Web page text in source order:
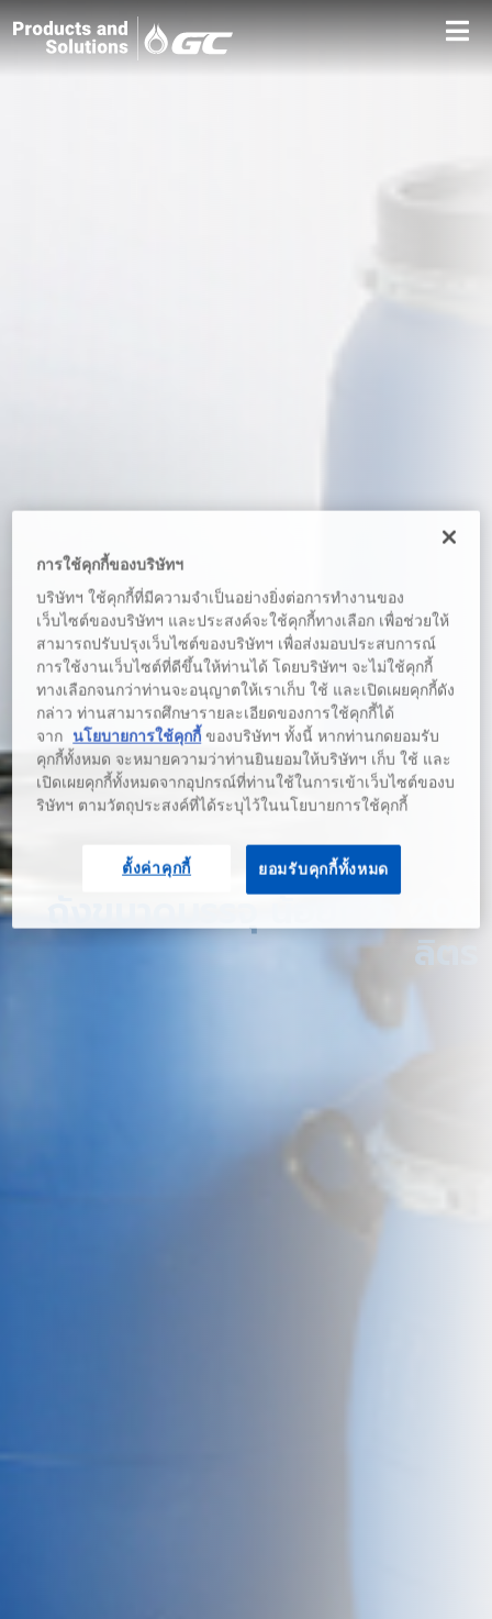
ถังขนาดบรรจุ น้อยกว่า 200
ลิตร
การใช้คุกกี้ของบริษัทฯ
บริษัทฯ ใช้คุกกี้ที่มีความจำเป็นอย่างยิ่งต่อการทำงานของ
เว็บไซต์ของบริษัทฯ และประสงค์จะใช้คุกกี้ทางเลือก เพื่อช่วยให้
สามารถปรับปรุงเว็บไซต์ของบริษัทฯ เพื่อส่งมอบประสบการณ์
การใช้งานเว็บไซต์ที่ดีขึ้นให้ท่านได้ โดยบริษัทฯ จะไม่ใช้คุกกี้
ทางเลือกจนกว่าท่านจะอนุญาตให้เราเก็บ ใช้ และเปิดเผยคุกกี้ดัง
กล่าว ท่านสามารถศึกษารายละเอียดของการใช้คุกกี้ได้
จาก
นโยบายการใช้คุกกี้ ของบริษัทฯ ทั้งนี้ หากท่านกดยอมรับ
คุกกี้ทั้งหมด จะหมายความว่าท่านยินยอมให้บริษัทฯ เก็บ ใช้ และ
เปิดเผยคุกกี้ทั้งหมดจากอุปกรณ์ที่ท่านใช้ในการเข้าเว็บไซต์ของบ
ริษัทฯ ตามวัตถุประสงค์ที่ได้ระบุไว้ในนโยบายการใช้คุกกี้
ยอมรับคุกกี้ทั้งหมด
ตั้งค่าคุกกี้